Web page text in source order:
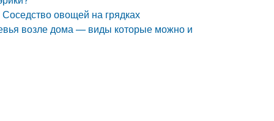
овощей на грядках
возле дома — виды которые можно и